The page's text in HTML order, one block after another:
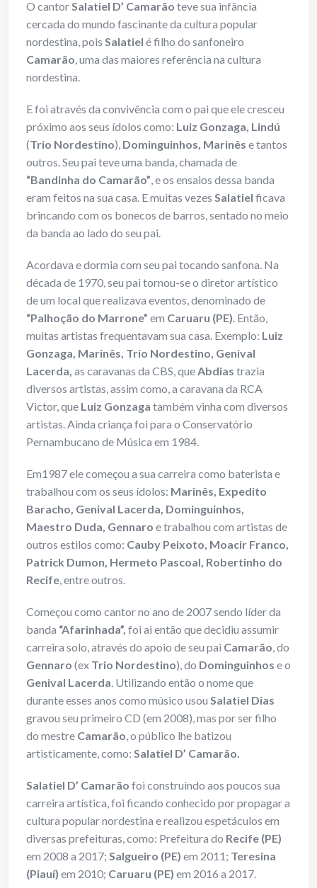
O cantorSalatiel D’ Camarão teve sua infância
cercada do mundo fascinante da cultura popular
nordestina, pois Salatiel é filho do sanfoneiro
Camarão, uma das maiores referência na cultura
nordestina.
E foi através da convivência com o pai que ele cresceu
próximo aos seus ídolos como: Luiz Gonzaga, Lindú
(Trio Nordestino), Dominguinhos, Marinês e tantos
outros. Seu pai teve uma banda, chamada de
“Bandinha do Camarão”, e os ensaios dessa banda
eram feitos na sua casa. E muitas vezes Salatiel ficava
brincando com os bonecos de barros, sentado no meio
da banda ao lado do seu pai.
Acordava e dormia com seu pai tocando sanfona. Na
década de 1970, seu pai tornou-se o diretor artístico
de um local que realizava eventos, denominado de
“Palhoção do Marrone” em Caruaru (PE). Então,
muitas artistas frequentavam sua casa. Exemplo: Luiz
Gonzaga, Marinês, Trio Nordestino, Genival
Lacerda, as caravanas da CBS, queAbdias trazia
diversos artistas, assim como, a caravana da RCA
Victor, que Luiz Gonzaga também vinha com diversos
artistas. Ainda criança foi para o Conservatório
Pernambucano de Música em 1984.
Em1987 ele começou a sua carreira como baterista e
trabalhou com os seus ídolos: Marinês, Expedito
Baracho, Genival Lacerda, Dominguinhos,
Maestro Duda, Gennaro e trabalhou com artistas de
outros estilos como: Cauby Peixoto, Moacir Franco,
Patrick Dumon, Hermeto Pascoal, Robertinho do
Recife, entre outros.
Começou como cantor no ano de 2007 sendo líder da
banda “Afarinhada”, foi ai então que decidiu assumir
carreira solo, através do apoio de seu pai Camarão, do
Gennaro (ex Trio Nordestino), do Dominguinhos e o
Genival Lacerda. Utilizando então o nome que
durante esses anos como músico usou Salatiel Dias
gravou seu primeiro CD (em 2008), mas por ser filho
do mestre Camarão, o público lhe batizou
artisticamente, como: Salatiel D’ Camarão.
Salatiel D’ Camarão foi construindo aos poucos sua
carreira artística, foi ficando conhecido por propagar a
cultura popular nordestina e realizou espetáculos em
diversas prefeituras, como: Prefeitura do Recife (PE)
em 2008 a 2017; Salgueiro (PE) em 2011; Teresina
(Piauí) em 2010; Caruaru (PE) em 2016 a 2017.